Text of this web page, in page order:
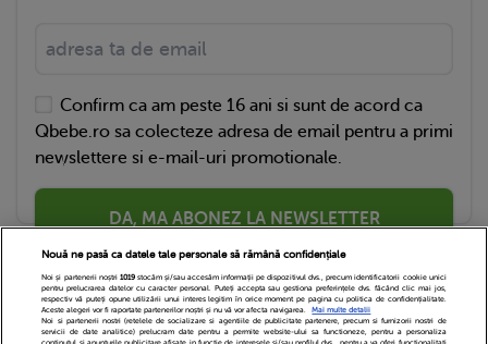
Confirm ca am peste 16 ani si sunt de acord ca
Qbebe.ro sa colecteze adresa de email pentru a primi
newslettere si e-mail-uri promotionale.
DA, MA ABONEZ LA NEWSLETTER
Nouă ne pasă ca datele tale personale să rămână confidențiale
Noi și partenerii noștri 1019stocăm și/sau accesăm informații pe dispozitivul dvs., precum identificatorii cookie unici
pentru prelucrarea datelor cu caracter personal. Puteți accepta sau gestiona preferințele dvs. făcând clic mai jos,
respectiv vă puteți opune utilizării unui interes legitim în orice moment pe pagina cu politica de confidențialitate.
Aceste alegeri vor fi raportate partenerilor noștri și nu vă vor afecta navigarea.
Mai multe detalii
Noi si partenerii nostri (retelele de socializare si agentiile de publicitate partenere, precum si furnizorii nostri de
servicii de date analitice) prelucram date pentru a permite website-ului sa functioneze, pentru a personaliza